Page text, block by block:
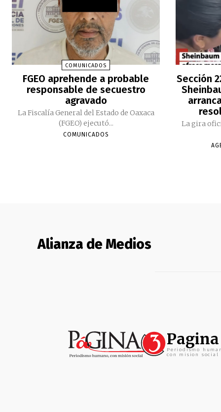
COMUNICADOS
FGEO aprehende a probable
responsable de secuestro
agravado
La Fiscalía General del Estado de Oaxaca
(FGEO) ejecutó...
COMUNICADOS
Sección
La gira
Alianza de Medios
Periodismo
con mision social